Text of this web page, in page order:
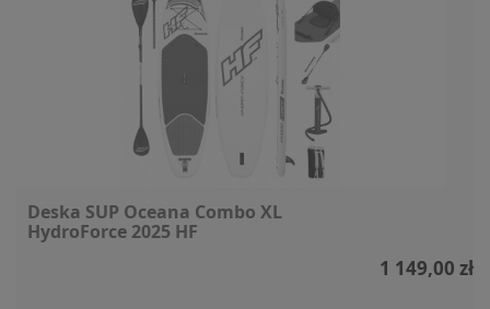
Deska SUP Oceana Combo XL
HydroForce 2025 HF
1 149,00 zł